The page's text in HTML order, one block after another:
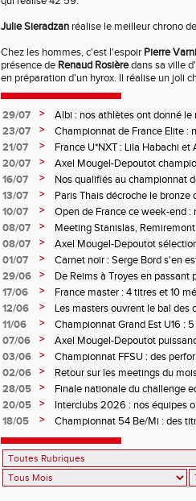
Julie Sieradzan réalise le meilleur chrono
Chez les hommes, c'est l'espoir Pierre
présence de Renaud Rosièredans sa ville
en préparation d'un hyrox. Il réalise un joli
29/07 >
Albi : nos athlètes ont donné le
23/07
>
Championnat de France Elite :
21/07
>
France U*NXT : Lila Habachi
belles médailles
20/07 >
Axel Mougel-Depoutot
16/07
>
Nos qualifiés au championnat
13/07
>
Paris Thais décroche le
10/07
>
Open de France ce week-end :
08/07
>
Meeting Stanislas,
08/07
>
Axel Mougel-Depoutot
U18
01/07 >
Carnet noir : Serge Bord s'en
29/06
>
De Reims à Troyes en passant
performances étaient au
17/06 >
France master : 4 titres et 10
12/06
>
Les masters ouvrent le bal des
11/06
>
Championnat Grand Est U16 :
07/06
>
Axel Mougel-Depoutot
03/06
>
Championnat FFSU : des
02/06
>
Retour sur les meetings du
28/05
>
Finale nationale du challenge
minimes
20/05 >
Interclubs 2026 : nos équipes
18/05
> Championnat 54 Be/Mi : des